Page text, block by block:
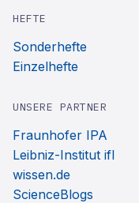
HEFTE
Sonderhefte
Einzelhefte
UNSERE PARTNER
Fraunhofer IPA
Leibniz-Institut ifl
wissen.de
ScienceBlogs